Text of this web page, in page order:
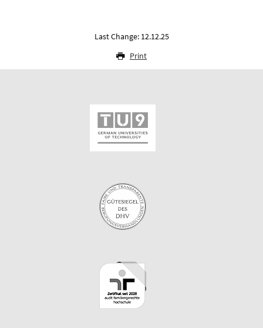
Last Change: 12.12.25
Print